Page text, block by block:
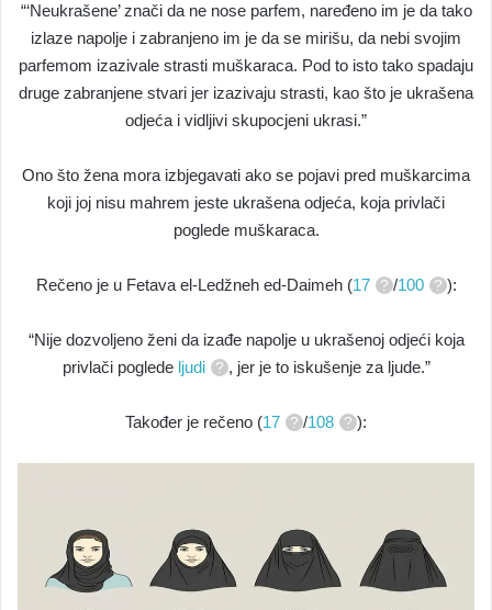
“‘Neukrašene’ znači da ne nose parfem, naređeno im je da tako
izlaze napolje i zabranjeno im je da se mirišu, da nebi svojim
parfemom izazivale strasti muškaraca. Pod to isto tako spadaju
druge zabranjene stvari jer izazivaju strasti, kao što je ukrašena
odjeća i vidljivi skupocjeni ukrasi.”
Ono što žena mora izbjegavati ako se pojavi pred muškarcima
koji joj nisu mahrem jeste ukrašena odjeća, koja privlači
poglede muškaraca.
Rečeno je u Fetava el-Ledžneh ed-Daimeh (17 /100 ):
“Nije dozvoljeno ženi da izađe napolje u ukrašenoj odjeći koja
privlači poglede ljudi , jer je to iskušenje za ljude.”
Također je rečeno (17 /108 ):